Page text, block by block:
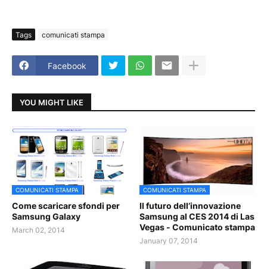
Tags comunicati stampa
Facebook
YOU MIGHT LIKE
COMUNICATI STAMPA
Come scaricare sfondi per
Samsung Galaxy
March 02, 2014
COMUNICATI STAMPA
Il futuro dell’innovazione
Samsung al CES 2014 di Las
Vegas - Comunicato stampa
January 07, 2014